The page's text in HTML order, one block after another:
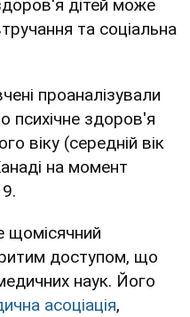
дітей може
та соціальна
проаналізували
психічне здоров'я
віку (середній вік
на момент
щомісячний
доступом, що
наук. Його
асоціація,